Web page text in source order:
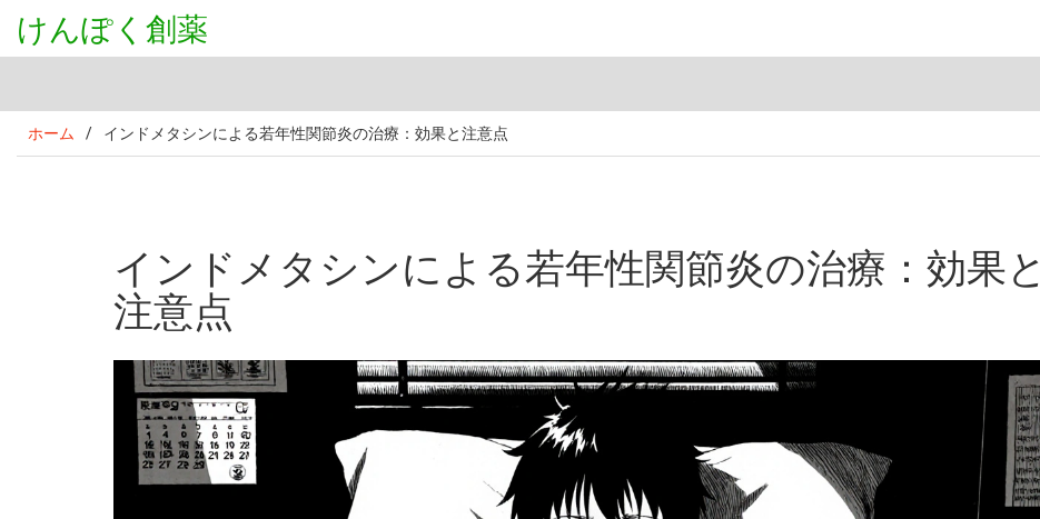
けんぽく創薬
ホーム / インドメタシンによる若年性関節炎の治療：効果と注意点
インドメタシンによる若年性関節炎の治療：効果と
注意点